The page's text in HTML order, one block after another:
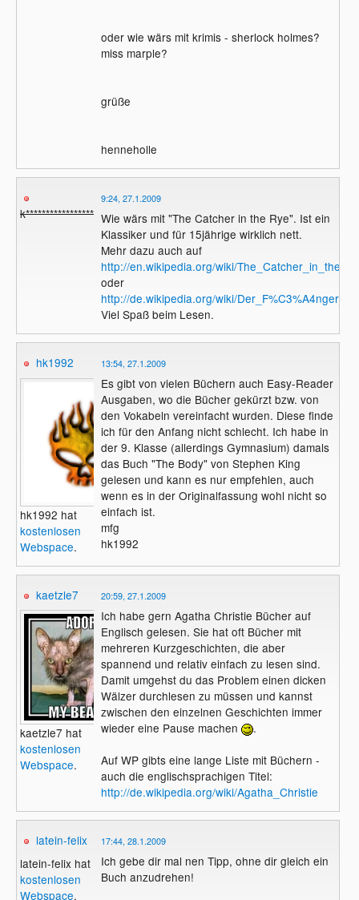
oder wie wärs mit krimis - sherlock holmes?
miss marple?
grüße
henneholle
k******************9
9:24, 27.1.2009
Wie wärs mit "The Catcher in the Rye". Ist ein
Klassiker und für 15jährige wirklich nett.
Mehr dazu auch auf
http://en.wikipedia.org/wiki/
oder
http://de.wikipedia.org/wiki/
Viel Spaß beim Lesen.
hk1992
hk1992 hat
kostenlosen
Webspace.
13:54, 27.1.2009
Es gibt von vielen Büchern auch Easy-Reader
Ausgaben, wo die Bücher gekürzt bzw. von
den Vokabeln vereinfacht wurden. Diese finde
ich für den Anfang nicht schlecht. Ich habe in
der 9. Klasse (allerdings Gymnasium) damals
das Buch "The Body" von Stephen King
gelesen und kann es nur empfehlen, auch
wenn es in der Originalfassung wohl nicht so
einfach ist.
mfg
hk1992
kaetzle7
kaetzle7 hat
kostenlosen
Webspace.
20:59, 27.1.2009
Ich habe gern Agatha Christie Bücher auf
Englisch gelesen. Sie hat oft Bücher mit
mehreren Kurzgeschichten, die aber
spannend und relativ einfach zu lesen sind.
Damit umgehst du das Problem einen dicken
Wälzer durchlesen zu müssen und kannst
zwischen den einzelnen Geschichten immer
wieder eine Pause machen
.
Auf WP gibts eine lange Liste mit Büchern -
auch die englischsprachigen Titel:
http://de.wikipedia.org/wiki/Agatha_Christie
latein-felix
latein-felix hat
kostenlosen
Webspace.
17:44, 28.1.2009
Ich gebe dir mal nen Tipp, ohne dir gleich ein
Buch anzudrehen!